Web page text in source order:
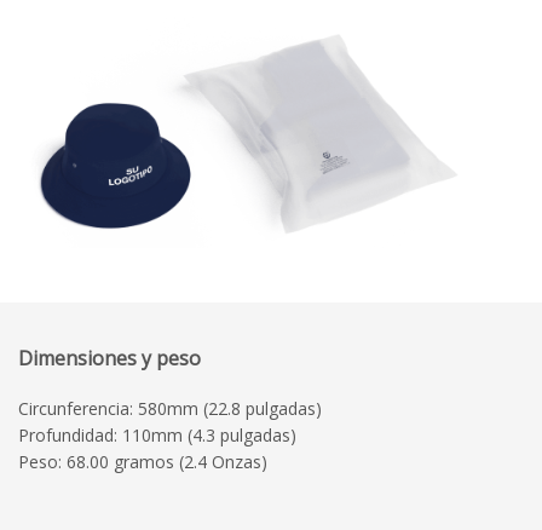
Dimensiones y peso
Circunferencia: 580mm (22.8 pulgadas)
Profundidad: 110mm (4.3 pulgadas)
Peso: 68.00 gramos (2.4 Onzas)